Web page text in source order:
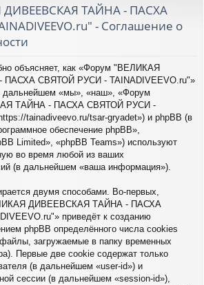
ТАЙНА - ПАСХА
- Соглашение о
объясняет, как «Форум "ВЕЛИКАЯ
СВЯТОЙ РУСИ - TAINADIVEEVO.ru"»
дальнейшем «мы», «наш», «Форум
ТАЙНА - ПАСХА СВЯТОЙ РУСИ -
tainadiveevo.ru/tsar-gryadet») и phpBB (в
обеспечение phpBB»,
Limited», «phpBB Teams») используют
во время любой из ваших
(в дальнейшем «ваша информация»).
двумя способами. Во-первых,
ДИВЕЕВСКАЯ ТАЙНА - ПАСХА
приведёт к созданию
phpBB определённого числа cookies
загружаемые в папку временных
Первые две cookie содержат только
(в дальнейшем «user-id») и
сессии (в дальнейшем «session-id»),